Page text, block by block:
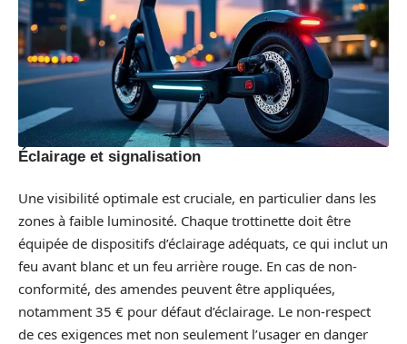
Éclairage et signalisation
Une visibilité optimale est cruciale, en particulier dans les
zones à faible luminosité. Chaque trottinette doit être
équipée de dispositifs d’éclairage adéquats, ce qui inclut un
feu avant blanc et un feu arrière rouge. En cas de non-
conformité, des amendes peuvent être appliquées,
notamment 35 € pour défaut d’éclairage. Le non-respect
de ces exigences met non seulement l’usager en danger